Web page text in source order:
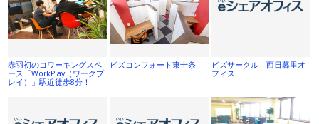
赤羽初のコワーキングスペ
ース「WorkPlay（ワークプ
レイ）」駅近徒歩8分！
ビズコンフォート東十条
ビズサークル 西日暮里オ
フィス